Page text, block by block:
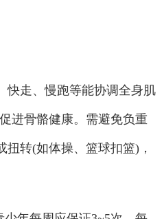
走、慢跑等能协调全身肌
进骨骼健康。需避免负重
转(如体操、篮球扣篮)，